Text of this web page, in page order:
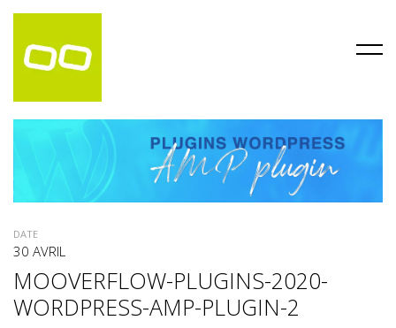
DATE
30 AVRIL
MOOVERFLOW-PLUGINS-2020-
WORDPRESS-AMP-PLUGIN-2